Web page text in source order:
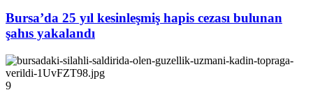
Bursa’da 25 yıl kesinleşmiş hapis cezası bulunan
şahıs yakalandı
9